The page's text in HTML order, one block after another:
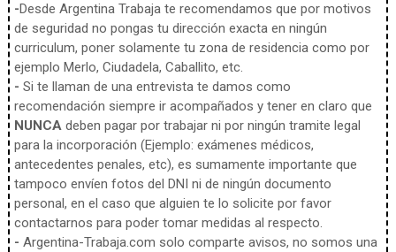
-Desde Argentina Trabaja te recomendamos que por motivos
de seguridad no pongas tu dirección exacta en ningún
curriculum, poner solamente tu zona de residencia como por
ejemplo Merlo, Ciudadela, Caballito, etc.
- Si te llaman de una entrevista te damos como
recomendación siempre ir acompañados y tener en claro que
NUNCAdeben pagar por trabajar ni por ningún tramite legal
para la incorporación (Ejemplo: exámenes médicos,
antecedentes penales, etc), es sumamente importante que
tampoco envíen fotos del DNI ni de ningún documento
personal, en el caso que alguien te lo solicite por favor
contactarnos para poder tomar medidas al respecto.
- Argentina-Trabaja.com solo comparte avisos, no somos una